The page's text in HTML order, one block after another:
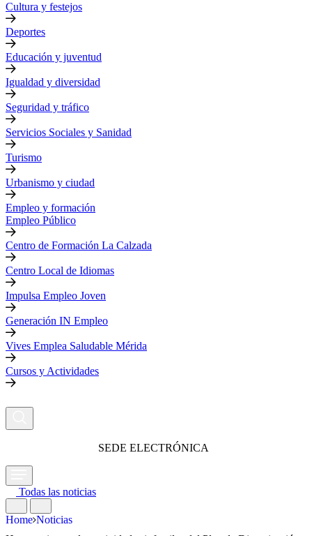
Cultura y festejos
Deportes
Educación y juventud
Igualdad y diversidad
Seguridad y tráfico
Servicios Sociales y Sanidad
Turismo
Urbanismo y ciudad
Empleo y formación
Empleo Público
Centro de Formación La Calzada
Centro Local de Idiomas
Impulsa Empleo Joven
Generación IN Empleo
Vives Emplea Saludable Mérida
Cursos y Actividades
SEDE ELECTRÓNICA
Todas las noticias
Home Noticias